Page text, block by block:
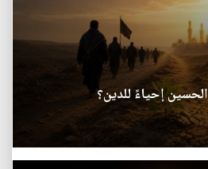
إحياءً للدين؟